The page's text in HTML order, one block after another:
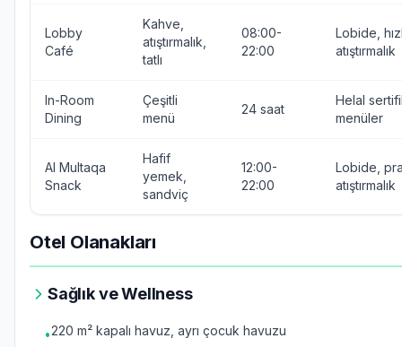
Lobby
Café
Kahve,
atıştırmalık,
tatlı
08:00-
22:00
Lobide,
atıştırmalık
In-Room
Dining
Çeşitli
menü
24 saat
Helal
menüler
Al Multaqa
Snack
Hafif
yemek,
sandviç
12:00-
22:00
Lobide,
atıştırmalık
Otel Olanakları
Sağlık ve Wellness
•220 m² kapalı havuz, ayrı çocuk havuzu